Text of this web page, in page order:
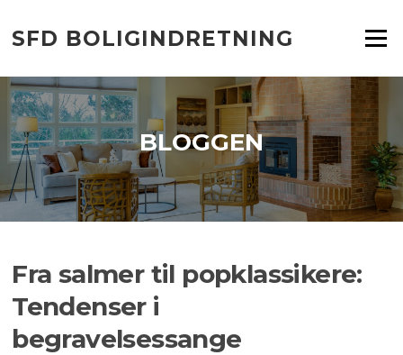
indhold
SFD BOLIGINDRETNING Menu
BLOGGEN
Fra salmer til popklassikere:
Tendenser i
begravelsessange